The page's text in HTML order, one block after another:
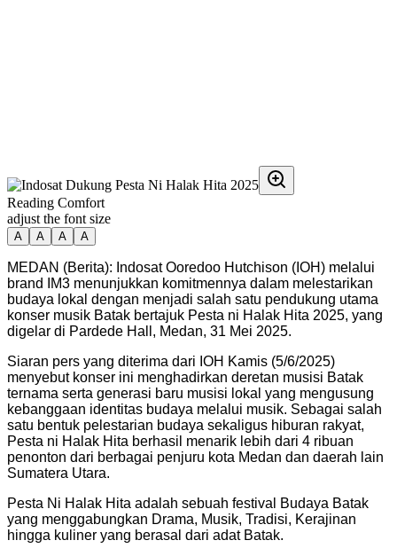
Reading Comfort
adjust the font size
A A A A
MEDAN (Berita): Indosat Ooredoo Hutchison (IOH) melalui
brand IM3 menunjukkan komitmennya dalam melestarikan
budaya lokal dengan menjadi salah satu pendukung utama
konser musik Batak bertajuk Pesta ni Halak Hita 2025, yang
digelar di Pardede Hall, Medan, 31 Mei 2025.
Siaran pers yang diterima dari IOH Kamis (5/6/2025)
menyebut konser ini menghadirkan deretan musisi Batak
ternama serta generasi baru musisi lokal yang mengusung
kebanggaan identitas budaya melalui musik. Sebagai salah
satu bentuk pelestarian budaya sekaligus hiburan rakyat,
Pesta ni Halak Hita berhasil menarik lebih dari 4 ribuan
penonton dari berbagai penjuru kota Medan dan daerah lain
Sumatera Utara.
Pesta Ni Halak Hita adalah sebuah festival Budaya Batak
yang menggabungkan Drama, Musik, Tradisi, Kerajinan
hingga kuliner yang berasal dari adat Batak.